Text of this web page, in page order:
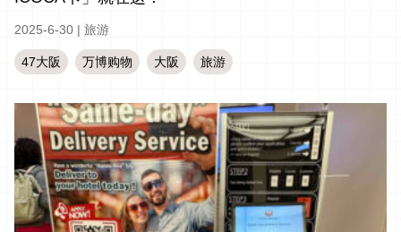
2025-6-30 | 旅游
47大阪 万博购物 大阪 旅游